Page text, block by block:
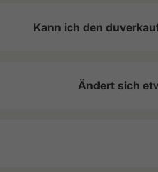
Kann ich den
Ändert sich